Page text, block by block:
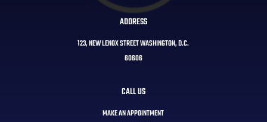
ADDRESS
123, NEW LENOX STREET WASHINGTON, D.C.
60606
CALL US
MAKE AN APPOINTMENT